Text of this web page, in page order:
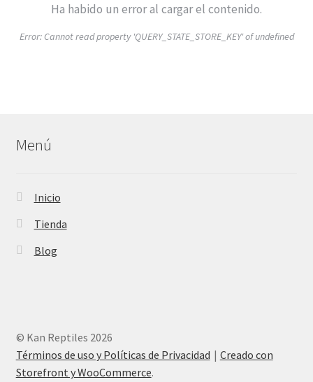
Ha habido un error al cargar el contenido.
Error: Cannot read property 'QUERY_STATE_STORE_KEY' of undefined
Menú
Inicio
Tienda
Blog
© Kan Reptiles 2026
Términos de uso y Políticas de Privacidad
Creado con
Storefront y WooCommerce.